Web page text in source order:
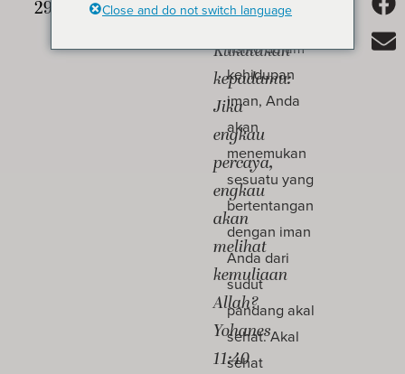
sudah
Kukatakan
kepadamu:
Jika
engkau
percaya,
engkau
akan
melihat
kemuliaan
Allah?
Yohanes
11:40
mengambil
risiko dalam
kehidupan
iman, Anda
akan
menemukan
sesuatu yang
bertentangan
dengan iman
Anda dari
sudut
pandang akal
sehat. Akal
sehat
Close and do not switch language